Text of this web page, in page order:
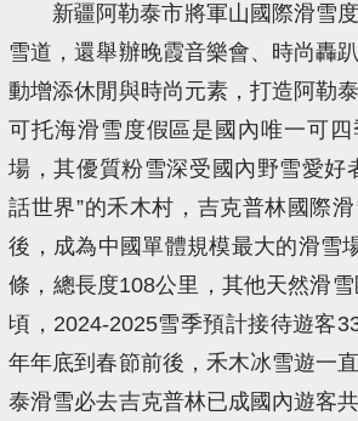
新疆阿勒泰市將軍山國際滑雪
雪道，還舉辦晚霞音樂會、時尚轟
動增添休閒與時尚元素，打造阿勒
可托海滑雪度假區是國內唯一可
場，其優質粉雪深受國內野雪愛好
話世界”的禾木村，吉克普林國際
後，成為中國單體規模最大的滑雪
條，總長度108公里，其他天然滑
頃，2024-2025雪季預計接待遊客
年年底到春節前後，禾木冰雪遊一
泰滑雪必去吉克普林已成國內遊客